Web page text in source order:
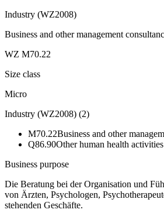
Industry (WZ2008)
Business and other management
WZ M70.22
Size class
Micro
Industry (WZ2008) (2)
M70.22Business and other
Q86.90Other human health activities
Business purpose
Die Beratung bei der Organisation und
von Ärzten, Psychologen,
stehenden Geschäfte.